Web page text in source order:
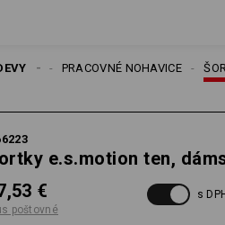
PRACOVNÉ NOHAVICE
e.s.motion ten,
€
poštovné
s DPH